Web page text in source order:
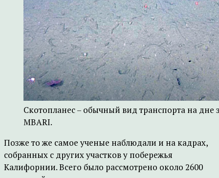
Скотопланес – обычный вид транспорта на дне
MBARI.
Позже то же самое ученые наблюдали и на кадрах,
собранных с других участков у побережья
Калифорнии. Всего было рассмотрено около 2600